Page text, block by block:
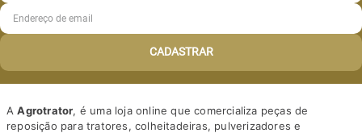
CADASTRAR
AAgrotrator, é uma loja online que comercializa peças de
reposição para tratores, colheitadeiras, pulverizadores e